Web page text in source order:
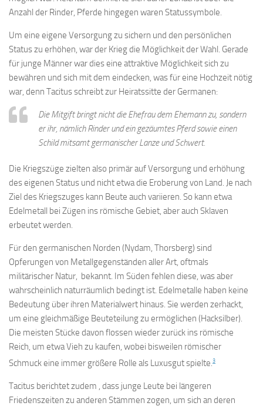
Anzahl der Rinder, Pferde hingegen waren Statussymbole.
Um eine eigene Versorgung zu sichern und den persönlichen
Status zu erhöhen, war der Krieg die Möglichkeit der Wahl. Gerade
für junge Männer war dies eine attraktive Möglichkeit sich zu
bewähren und sich mit dem eindecken, was für eine Hochzeit nötig
war, denn Tacitus schreibt zur Heiratssitte der Germanen:
Die Mitgift bringt nicht die Ehefrau dem Ehemann zu, sondern
er ihr, nämlich Rinder und ein gezäumtes Pferd sowie einen
Schild mitsamt germanischer Lanze und Schwert.
Die Kriegszüge zielten also primär auf Versorgung und erhöhung
des eigenen Status und nicht etwa die Eroberung von Land. Je nach
Ziel des Kriegszuges kann Beute auch variieren. So kann etwa
Edelmetall bei Zügen ins römische Gebiet, aber auch Sklaven
erbeutet werden.
Für den germanischen Norden (Nydam, Thorsberg) sind
Opferungen von Metallgegenständen aller Art, oftmals
militärischer Natur, bekannt. Im Süden fehlen diese, was aber
wahrscheinlich naturräumlich bedingt ist. Edelmetalle haben keine
Bedeutung über ihren Materialwert hinaus. Sie werden zerhackt,
um eine gleichmäßige Beuteteilung zu ermöglichen (Hacksilber).
Die meisten Stücke davon flossen wieder zurück ins römische
Reich, um etwa Vieh zu kaufen, wobei bisweilen römischer
Schmuck eine immer größere Rolle als Luxusgut spielte.3
Tacitus berichtet zudem , dass junge Leute bei längeren
Friedenszeiten zu anderen Stämmen zogen, um sich an deren